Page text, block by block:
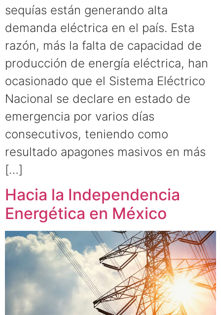
sequías están generando alta
demanda eléctrica en el país. Esta
razón, más la falta de capacidad de
producción de energía eléctrica, han
ocasionado que el Sistema Eléctrico
Nacional se declare en estado de
emergencia por varios días
consecutivos, teniendo como
resultado apagones masivos en más
[…]
Hacia la Independencia
Energética en México